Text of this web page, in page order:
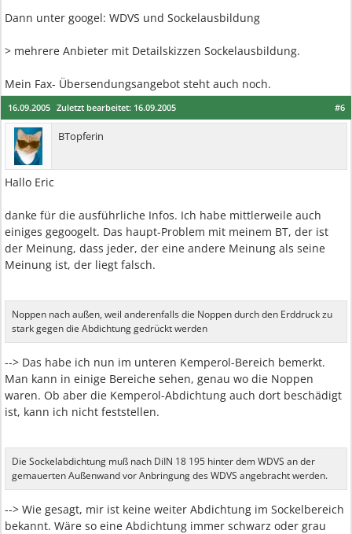
Dann unter googel: WDVS und Sockelausbildung
> mehrere Anbieter mit Detailskizzen Sockelausbildung.
Mein Fax- Übersendungsangebot steht auch noch.
#6
16.09.2005 Zuletzt bearbeitet: 16.09.2005
BTopferin
Hallo Eric
danke für die ausführliche Infos. Ich habe mittlerweile auch
einiges gegoogelt. Das haupt-Problem mit meinem BT, der ist
der Meinung, dass jeder, der eine andere Meinung als seine
Meinung ist, der liegt falsch.
Noppen nach außen, weil anderenfalls die Noppen durch den Erddruck zu
stark gegen die Abdichtung gedrückt werden
--> Das habe ich nun im unteren Kemperol-Bereich bemerkt.
Man kann in einige Bereiche sehen, genau wo die Noppen
waren. Ob aber die Kemperol-Abdichtung auch dort beschädigt
ist, kann ich nicht feststellen.
Die Sockelabdichtung muß nach DiIN 18 195 hinter dem WDVS an der
gemauerten Außenwand vor Anbringung des WDVS angebracht werden.
--> Wie gesagt, mir ist keine weiter Abdichtung im Sockelbereich
bekannt. Wäre so eine Abdichtung immer schwarz oder grau